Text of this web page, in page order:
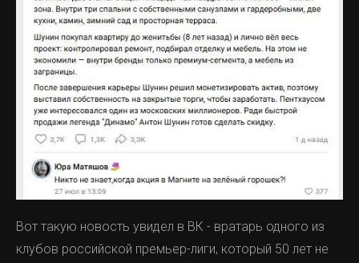
Вот такую новость увидел в ВК - вратарь одного из
клубов российской премьер-лиги, который 50 лет не